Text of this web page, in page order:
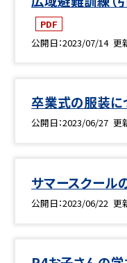
PDF
公開日 2023/07/14 更
卒業式の服装に
公開日 2023/06/27 更
サマースクール
公開日 2023/06/22 更